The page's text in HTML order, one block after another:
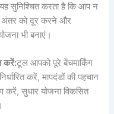
सुनिश्चित करता है कि आप न
अंतर को दूर करने और
भी बनाएं।
करें:टूल आपको पूरे बेंचमार्किंग
करें, मापदंडों की पहचान
सुधार योजना विकसित